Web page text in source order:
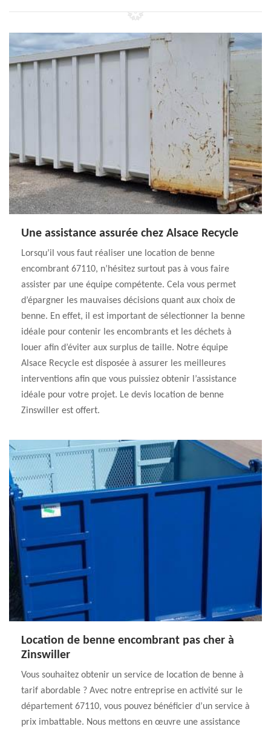
Une assistance assurée chez Alsace Recycle
Lorsqu’il vous faut réaliser une location de benne
encombrant 67110, n’hésitez surtout pas à vous faire
assister par une équipe compétente. Cela vous permet
d’épargner les mauvaises décisions quant aux choix de
benne. En effet, il est important de sélectionner la benne
idéale pour contenir les encombrants et les déchets à
louer afin d’éviter aux surplus de taille. Notre équipe
Alsace Recycle est disposée à assurer les meilleures
interventions afin que vous puissiez obtenir l’assistance
idéale pour votre projet. Le devis location de benne
Zinswiller est offert.
Location de benne encombrant pas cher à
Zinswiller
Vous souhaitez obtenir un service de location de benne à
tarif abordable ? Avec notre entreprise en activité sur le
département 67110, vous pouvez bénéficier d’un service à
prix imbattable. Nous mettons en œuvre une assistance